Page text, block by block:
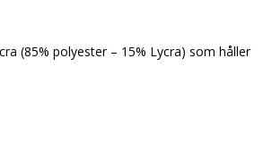
(85% polyester – 15% Lycra) som håller